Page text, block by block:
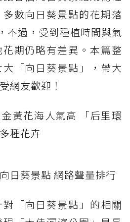
數向日葵景點的花期落
不過，受到種植時間與氣
期仍略有差異。本篇整
「向日葵景點」，帶大
網友歡迎！
金黃花海人氣高 「后里環
種花卉
日葵景點 網路聲量排行
「向日葵景點」的相關